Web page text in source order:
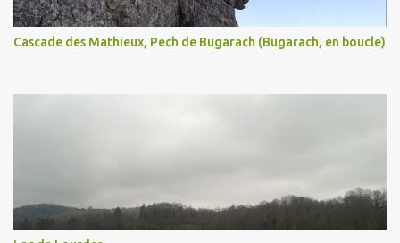
Cascade des Mathieux, Pech de Bugarach (Bugarach, en boucle)